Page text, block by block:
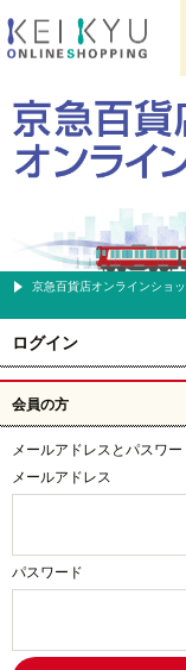
京急百貨店オンラインショ
ログイン
会員の方
メールアドレスとパスワ
メールアドレス
パスワード